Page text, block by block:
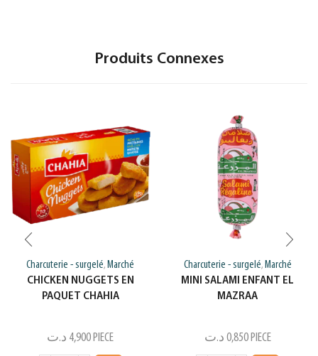
Produits Connexes
Charcuterie - surgelé, Marché
CHICKEN NUGGETS EN
PAQUET CHAHIA
4,900 د.ت PIECE
Charcuterie - surgelé, Marché
MINI SALAMI ENFANT EL
MAZRAA
0,850 د.ت PIECE